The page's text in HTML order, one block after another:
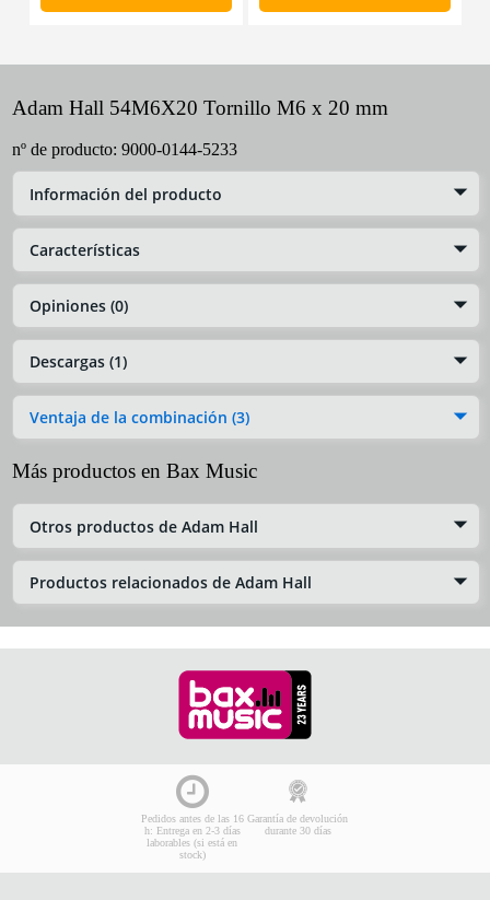
Adam Hall 54M6X20 Tornillo M6 x 20 mm
nº de producto: 9000-0144-5233
Información del producto
Características
Opiniones (0)
Descargas (1)
Ventaja de la combinación (3)
Más productos en Bax Music
Otros productos de Adam Hall
Productos relacionados de Adam Hall
Pedidos antes de las 16
h: Entrega en 2-3 días
laborables (si está en
stock)
Garantía de devolución
durante 30 días